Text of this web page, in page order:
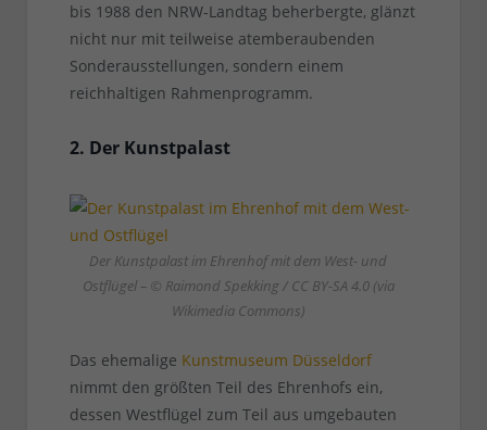
bis 1988 den NRW-Landtag beherbergte, glänzt
nicht nur mit teilweise atemberaubenden
Sonderausstellungen, sondern einem
reichhaltigen Rahmenprogramm.
2. Der Kunstpalast
Der Kunstpalast im Ehrenhof mit dem West- und
Ostflügel – © Raimond Spekking / CC BY-SA 4.0 (via
Wikimedia Commons)
Das ehemalige Kunstmuseum Düsseldorf
nimmt den größten Teil des Ehrenhofs ein,
dessen Westflügel zum Teil aus umgebauten